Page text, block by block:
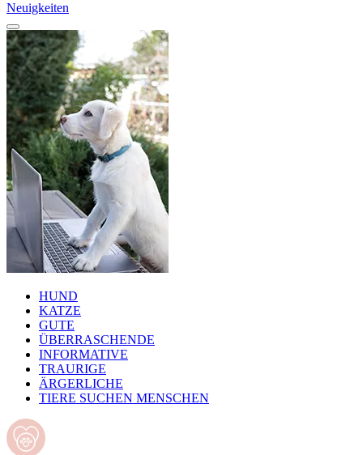
Neuigkeiten
HUND
KATZE
GUTE
ÜBERRASCHENDE
INFORMATIVE
TRAURIGE
ÄRGERLICHE
TIERE SUCHEN MENSCHEN